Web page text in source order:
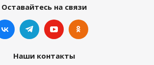
Оставайтесь на связи
Наши контакты